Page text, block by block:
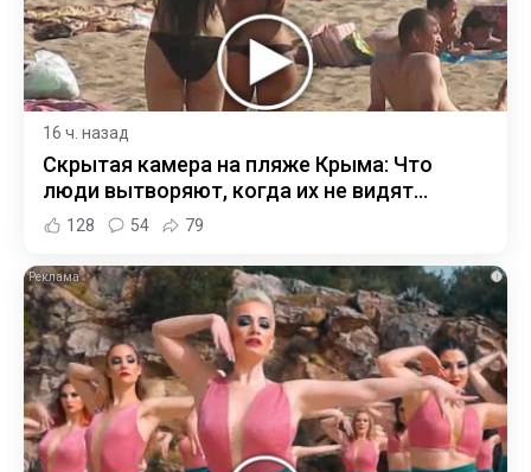
16 ч. назад
Скрытая камера на пляже Крыма: Что
люди вытворяют, когда их не видят...
128 54 79
i